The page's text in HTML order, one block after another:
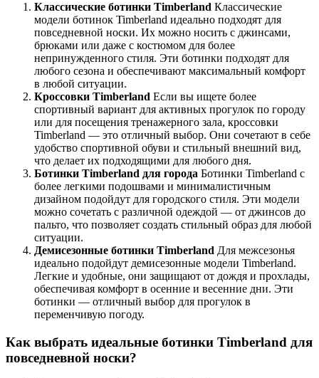
Классические ботинки Timberland Классические
модели ботинок Timberland идеально подходят для
повседневной носки. Их можно носить с джинсами,
брюками или даже с костюмом для более
непринужденного стиля. Эти ботинки подходят для
любого сезона и обеспечивают максимальный комфорт
в любой ситуации.
Кроссовки Timberland Если вы ищете более
спортивный вариант для активных прогулок по городу
или для посещения тренажерного зала, кроссовки
Timberland — это отличный выбор. Они сочетают в себе
удобство спортивной обуви и стильный внешний вид,
что делает их подходящими для любого дня.
Ботинки Timberland для города Ботинки Timberland с
более легкими подошвами и минималистичным
дизайном подойдут для городского стиля. Эти модели
можно сочетать с различной одеждой — от джинсов до
пальто, что позволяет создать стильный образ для любой
ситуации.
Демисезонные ботинки Timberland Для межсезонья
идеально подойдут демисезонные модели Timberland.
Легкие и удобные, они защищают от дождя и прохлады,
обеспечивая комфорт в осенние и весенние дни. Эти
ботинки — отличный выбор для прогулок в
переменчивую погоду.
Как выбрать идеальные ботинки Timberland для
повседневной носки?